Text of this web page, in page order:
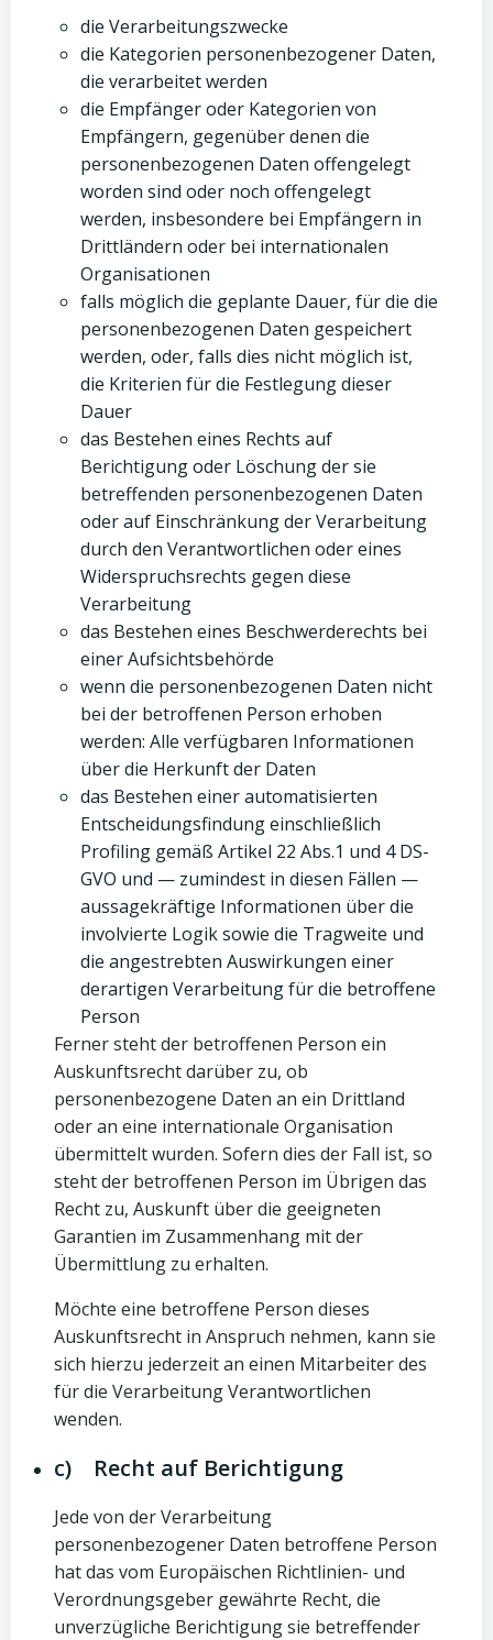
die Verarbeitungszwecke
die Kategorien personenbezogener Daten,
die verarbeitet werden
die Empfänger oder Kategorien von
Empfängern, gegenüber denen die
personenbezogenen Daten offengelegt
worden sind oder noch offengelegt
werden, insbesondere bei Empfängern in
Drittländern oder bei internationalen
Organisationen
falls möglich die geplante Dauer, für die die
personenbezogenen Daten gespeichert
werden, oder, falls dies nicht möglich ist,
die Kriterien für die Festlegung dieser
Dauer
das Bestehen eines Rechts auf
Berichtigung oder Löschung der sie
betreffenden personenbezogenen Daten
oder auf Einschränkung der Verarbeitung
durch den Verantwortlichen oder eines
Widerspruchsrechts gegen diese
Verarbeitung
das Bestehen eines Beschwerderechts bei
einer Aufsichtsbehörde
wenn die personenbezogenen Daten nicht
bei der betroffenen Person erhoben
werden: Alle verfügbaren Informationen
über die Herkunft der Daten
das Bestehen einer automatisierten
Entscheidungsfindung einschließlich
Profiling gemäß Artikel 22 Abs.1 und 4 DS-
GVO und — zumindest in diesen Fällen —
aussagekräftige Informationen über die
involvierte Logik sowie die Tragweite und
die angestrebten Auswirkungen einer
derartigen Verarbeitung für die betroffene
Person
Ferner steht der betroffenen Person ein
Auskunftsrecht darüber zu, ob
personenbezogene Daten an ein Drittland
oder an eine internationale Organisation
übermittelt wurden. Sofern dies der Fall ist, so
steht der betroffenen Person im Übrigen das
Recht zu, Auskunft über die geeigneten
Garantien im Zusammenhang mit der
Übermittlung zu erhalten.
Möchte eine betroffene Person dieses
Auskunftsrecht in Anspruch nehmen, kann sie
sich hierzu jederzeit an einen Mitarbeiter des
für die Verarbeitung Verantwortlichen
wenden.
c) Recht auf Berichtigung
Jede von der Verarbeitung
personenbezogener Daten betroffene Person
hat das vom Europäischen Richtlinien- und
Verordnungsgeber gewährte Recht, die
unverzügliche Berichtigung sie betreffender